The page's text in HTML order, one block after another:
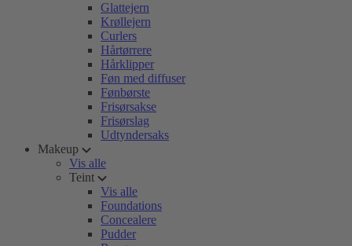
Glattejern
Krøllejern
Curlers
Hårtørrere
Hårklipper
Føn med diffuser
Fønbørste
Frisørsakse
Frisørslag
Udtyndersaks
Makeup
Vis alle
Teint
Vis alle
Foundations
Concealere
Pudder